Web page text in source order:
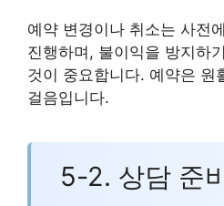
예약 변경이나 취소는 사전
진행하며, 불이익을 방지하
것이 중요합니다. 예약은 원
걸음입니다.
5-2. 상담 준